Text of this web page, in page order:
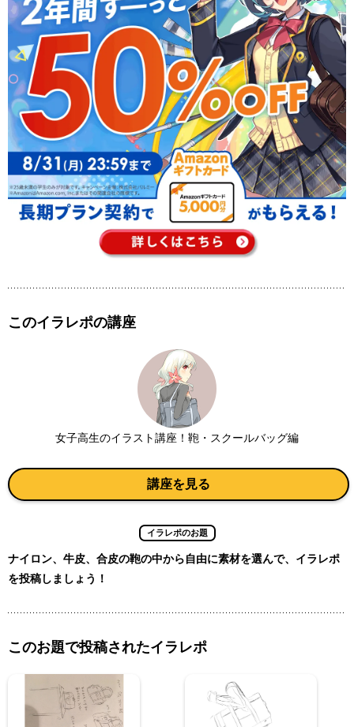
このイラレポの講座
女子高生のイラスト講座！鞄・スクールバッグ編
講座を見る
イラレポのお題
ナイロン、牛皮、合皮の鞄の中から自由に素材を選んで、イラレポ
を投稿しましょう！
このお題で投稿されたイラレポ